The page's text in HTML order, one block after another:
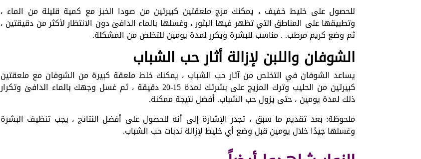
للحصول على خليط خفيف ، يمكنك مزج ملعقتين كبيرتين من صودا الخبز مع كمية قليلة من الماء ،
وتطبيقها على المناطق التي تظهر فيها البثور ، وغسلها بالماء الدافئ دون الانتظار لأكثر من دقيقتين ،
ثم وضع كريم مرطب. . مناسب للبشرة ويكرر لمدة يومين للتخلص من المشكلة.
الشوفان واللبن لإزالة أثار حب الشباب
يساعد الشوفان في التخلص من آثار حب الشباب ، يمكنك خلط ملعقة كبيرة من الشوفان مع ملعقتين
كبيرتين من الحليب وترك المزيج على بشرتك لمدة 15-20 دقيقة ، ثم غسل وجهك بالماء الدافئ وتكرار
ذلك لمدة يومين ، حتى يزول حب الشباب. أفضل نتيجة ممكنة.
ملحوظة: بعد تقديم ما سبق ، تجدر الإشارة إلى أنه للحصول على أفضل النتائج ، يجب تنظيف البشرة
وغسلها جيدًا خلال يومين قبل وضع أي خليط لإزالة ندبات حب الشباب.